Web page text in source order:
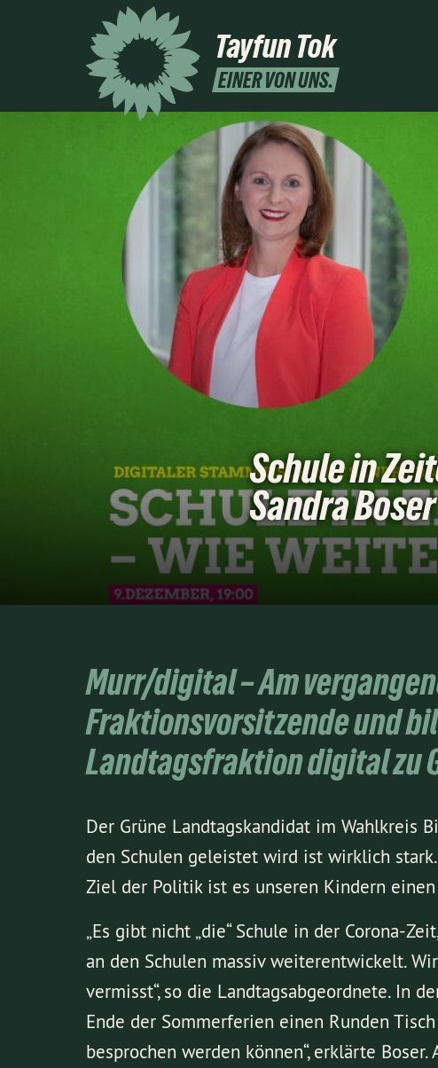
Tayfun Tok
EINER VON UNS.
Schule in
Sandra Boser
Murr/digital – Am
Fraktionsvorsitzende und
Landtagsfraktion digital zu
Der Grüne Landtagskandidat im Wahlkreis
den Schulen geleistet wird ist wirklich
Ziel der Politik ist es unseren Kindern
„Es gibt nicht „die“ Schule in der Corona-
an den Schulen massiv weiterentwickelt.
vermisst“, so die Landtagsabgeordnete. In
Ende der Sommerferien einen Runden
besprochen werden können“, erklärte